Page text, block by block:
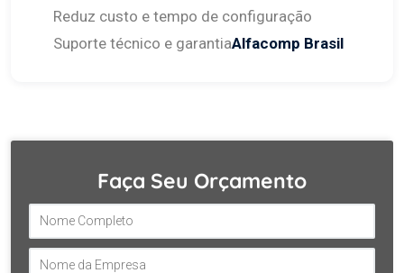
Reduz custo e tempo de configuração
Suporte técnico e garantiaAlfacomp Brasil
Faça Seu Orçamento